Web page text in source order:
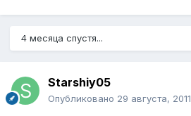
4 месяца спустя...
Starshiy05
Опубликовано 29 августа, 2011